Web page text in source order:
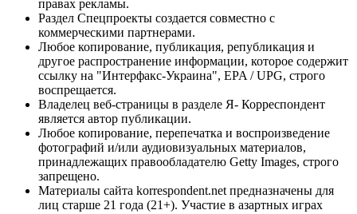
правах рекламы.
Раздел Спецпроекты создается совместно с
коммерческими партнерами.
Любое копирование, публикация, републикация и
другое распространение информации, которое содержит
ссылку на "Интерфакс-Украина", EPA / UPG, строго
воспрещается.
Владелец веб-страницы в разделе Я- Корреспондент
является автор публикации.
Любое копирование, перепечатка и воспроизведение
фотографий и/или аудиовизуальных материалов,
принадлежащих правообладателю Getty Images, строго
запрещено.
Материалы сайта korrespondent.net предназначены для
лиц старше 21 года (21+). Участие в азартных играх